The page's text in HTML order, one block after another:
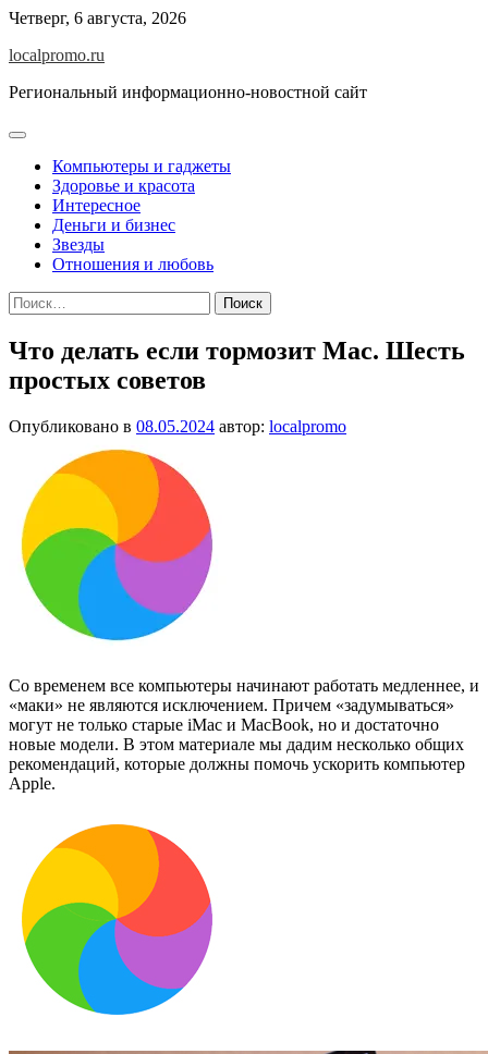
Перейти
содержимому
Четверг, 6 августа, 2026
localpromo.ru
Региональный информационно-новостной сайт
Компьютеры и гаджеты
Здоровье и красота
Интересное
Деньги и бизнес
Звезды
Отношения и любовь
Найти:
Что делать если тормозит Mac. Шесть
простых советов
Опубликовано в 08.05.2024 автор: localpromo
Со временем все компьютеры начинают работать медленнее, и
«маки» не являются исключением. Причем «задумываться»
могут не только старые iMac и MacBook, но и достаточно
новые модели. В этом материале мы дадим несколько общих
рекомендаций, которые должны помочь ускорить компьютер
Apple.